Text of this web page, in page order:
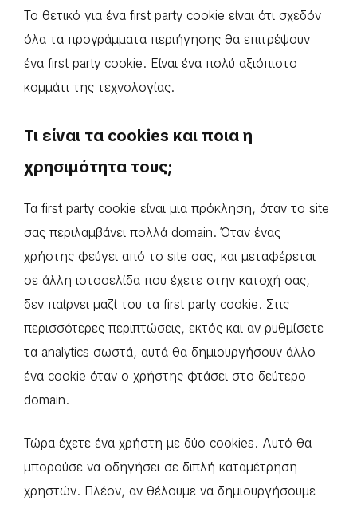
Το θετικό για ένα first party cookie είναι ότι σχεδόν
όλα τα προγράμματα περιήγησης θα επιτρέψουν
ένα first party cookie. Είναι ένα πολύ αξιόπιστο
κομμάτι της τεχνολογίας.
Τι είναι τα cookies και ποια η
χρησιμότητα τους;
Τα first party cookie είναι μια πρόκληση, όταν το site
σας περιλαμβάνει πολλά domain. Όταν ένας
χρήστης φεύγει από το site σας, και μεταφέρεται
σε άλλη ιστοσελίδα που έχετε στην κατοχή σας,
δεν παίρνει μαζί του τα first party cookie. Στις
περισσότερες περιπτώσεις, εκτός και αν ρυθμίσετε
τα analytics σωστά, αυτά θα δημιουργήσουν άλλο
ένα cookie όταν ο χρήστης φτάσει στο δεύτερο
domain.
Τώρα έχετε ένα χρήστη με δύο cookies. Αυτό θα
μπορούσε να οδηγήσει σε διπλή καταμέτρηση
χρηστών. Πλέον, αν θέλουμε να δημιουργήσουμε